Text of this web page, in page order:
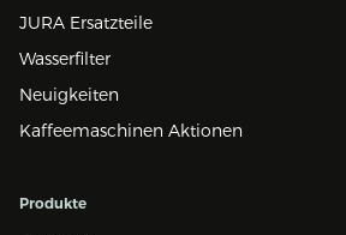
JURA Ersatzteile
Wasserfilter
Neuigkeiten
Kaffeemaschinen Aktionen
Produkte